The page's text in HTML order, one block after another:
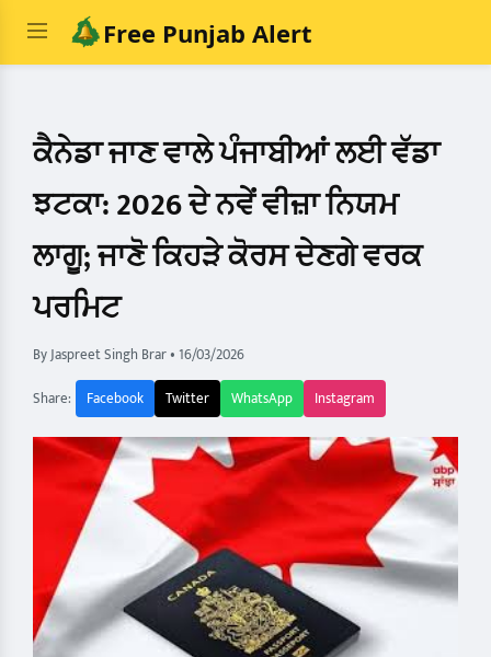
Free Punjab Alert
ਕੈਨੇਡਾ ਜਾਣ ਵਾਲੇ ਪੰਜਾਬੀਆਂ ਲਈ ਵੱਡਾ
ਝਟਕਾ: 2026 ਦੇ ਨਵੇਂ ਵੀਜ਼ਾ ਨਿਯਮ
ਲਾਗੂ; ਜਾਣੋ ਕਿਹੜੇ ਕੋਰਸ ਦੇਣਗੇ ਵਰਕ
ਪਰਮਿਟ
By Jaspreet Singh Brar•16/03/2026
Share:
Facebook Twitter WhatsApp Instagram